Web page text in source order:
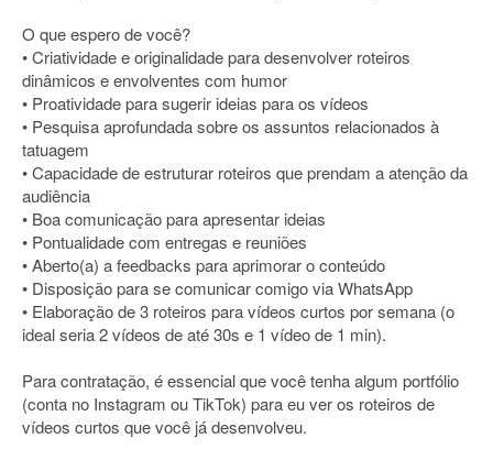
O que espero de você?
• Criatividade e originalidade para desenvolver roteiros
dinâmicos e envolventes com humor
• Proatividade para sugerir ideias para os vídeos
• Pesquisa aprofundada sobre os assuntos relacionados à
tatuagem
• Capacidade de estruturar roteiros que prendam a atenção da
audiência
• Boa comunicação para apresentar ideias
• Pontualidade com entregas e reuniões
• Aberto(a) a feedbacks para aprimorar o conteúdo
• Disposição para se comunicar comigo via WhatsApp
• Elaboração de 3 roteiros para vídeos curtos por semana (o
ideal seria 2 vídeos de até 30s e 1 vídeo de 1 min).
Para contratação, é essencial que você tenha algum portfólio
(conta no Instagram ou TikTok) para eu ver os roteiros de
vídeos curtos que você já desenvolveu.